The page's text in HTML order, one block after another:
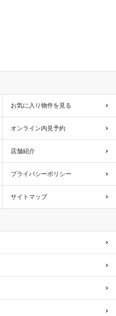
お気に入り物件を見る
オンライン内見予約
店舗紹介
プライバシーポリシー
サイトマップ